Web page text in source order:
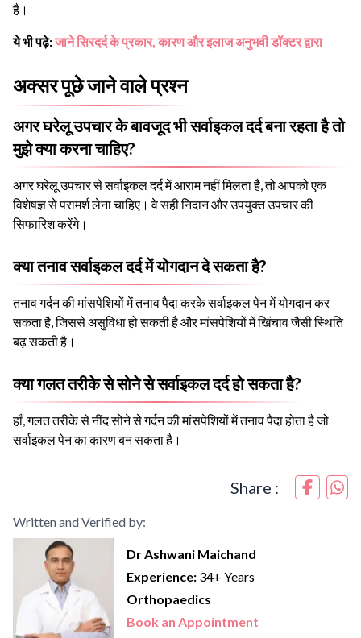
है।
ये भी पढ़े:जाने सिरदर्द के प्रकार, कारण और इलाज अनुभवी डॉक्टर द्वारा
अक्सर पूछे जाने वाले प्रश्न
अगर घरेलू उपचार के बावजूद भी सर्वाइकल दर्द बना रहता है तो
मुझे क्या करना चाहिए?
अगर घरेलू उपचार से सर्वाइकल दर्द में आराम नहीं मिलता है, तो आपको एक
विशेषज्ञ से परामर्श लेना चाहिए। वे सही निदान और उपयुक्त उपचार की
सिफारिश करेंगे।
क्या तनाव सर्वाइकल दर्द में योगदान दे सकता है?
तनाव गर्दन की मांसपेशियों में तनाव पैदा करके सर्वाइकल पेन में योगदान कर
सकता है, जिससे असुविधा हो सकती है और मांसपेशियों में खिंचाव जैसी स्थिति
बढ़ सकती है।
क्या गलत तरीके से सोने से सर्वाइकल दर्द हो सकता है?
हाँ, गलत तरीके से नींद सोने से गर्दन की मांसपेशियों में तनाव पैदा होता है जो
सर्वाइकल पेन का कारण बन सकता है।
Share :
Written and Verified by:
Dr Ashwani Maichand
Experience: 34+ Years
Orthopaedics
Book an Appointment